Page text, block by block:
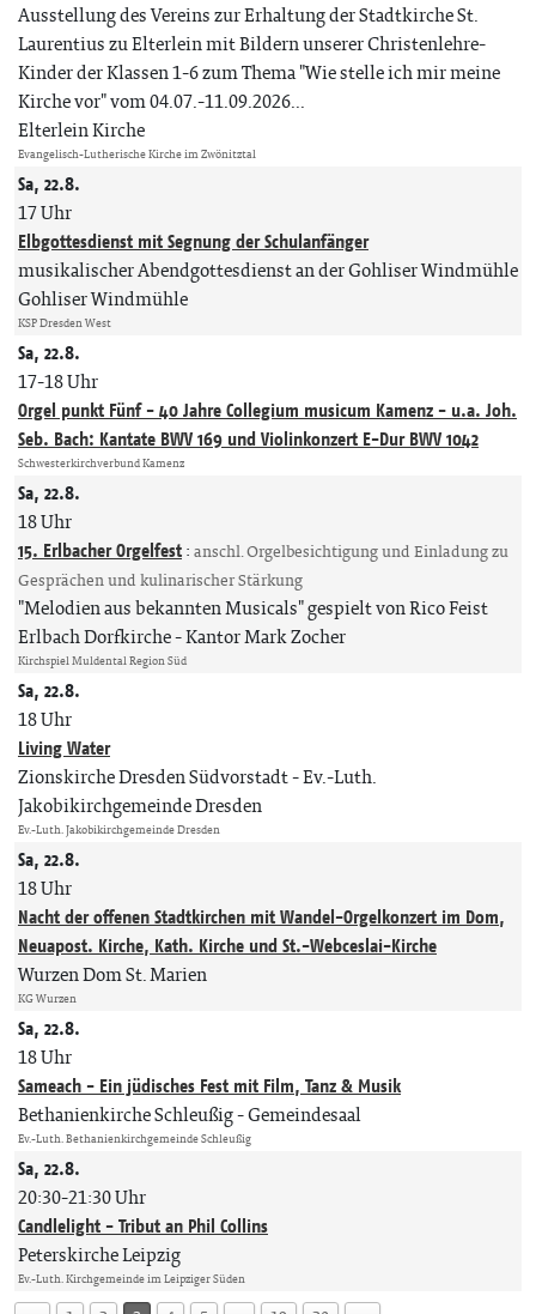
Ausstellung des Vereins zur Erhaltung der Stadtkirche St.
Laurentius zu Elterlein mit Bildern unserer Christenlehre-
Kinder der Klassen 1-6 zum Thema "Wie stelle ich mir meine
Kirche vor" vom 04.07.-11.09.2026...
Elterlein Kirche
Evangelisch-Lutherische Kirche im Zwönitztal
Sa, 22.8.
17 Uhr
Elbgottesdienst mit Segnung der Schulanfänger
musikalischer Abendgottesdienst an der Gohliser Windmühle
Gohliser Windmühle
KSP Dresden West
Sa, 22.8.
17-18 Uhr
Orgel punkt Fünf - 40 Jahre Collegium musicum Kamenz - u.a. Joh.
Seb. Bach: Kantate BWV 169 und Violinkonzert E-Dur BWV 1042
Schwesterkirchverbund Kamenz
Sa, 22.8.
18 Uhr
15. Erlbacher Orgelfest: anschl. Orgelbesichtigung und Einladung zu
Gesprächen und kulinarischer Stärkung
"Melodien aus bekannten Musicals" gespielt von Rico Feist
Erlbach Dorfkirche Kantor Mark Zocher
Kirchspiel Muldental Region Süd
Sa, 22.8.
18 Uhr
Living Water
Zionskirche Dresden Südvorstadt Ev.-Luth.
Jakobikirchgemeinde Dresden
Ev.-Luth. Jakobikirchgemeinde Dresden
Sa, 22.8.
18 Uhr
Nacht der offenen Stadtkirchen mit Wandel-Orgelkonzert im Dom,
Neuapost. Kirche, Kath. Kirche und St.-Webceslai-Kirche
Wurzen Dom St. Marien
KG Wurzen
Sa, 22.8.
18 Uhr
Sameach - Ein jüdisches Fest mit Film, Tanz & Musik
Bethanienkirche Schleußig - Gemeindesaal
Ev.-Luth. Bethanienkirchgemeinde Schleußig
Sa, 22.8.
20:30-21:30 Uhr
Candlelight - Tribut an Phil Collins
Peterskirche Leipzig
Ev.-Luth. Kirchgemeinde im Leipziger Süden